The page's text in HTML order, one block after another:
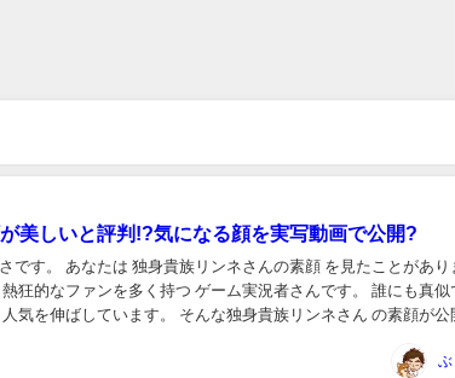
美しいと評判!?気になる顔を実写動画で公開?
そんな独身貴族リンネさん の素顔が公開さ
ぶ